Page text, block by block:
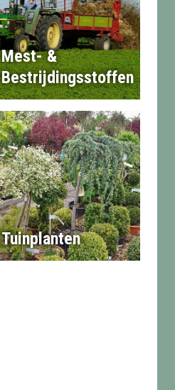
Mest- &
Bestrijdingsstoffen
Tuinplanten